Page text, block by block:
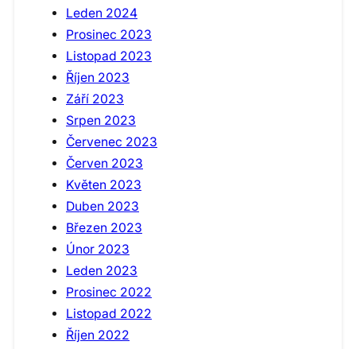
Leden 2024
Prosinec 2023
Listopad 2023
Říjen 2023
Září 2023
Srpen 2023
Červenec 2023
Červen 2023
Květen 2023
Duben 2023
Březen 2023
Únor 2023
Leden 2023
Prosinec 2022
Listopad 2022
Říjen 2022